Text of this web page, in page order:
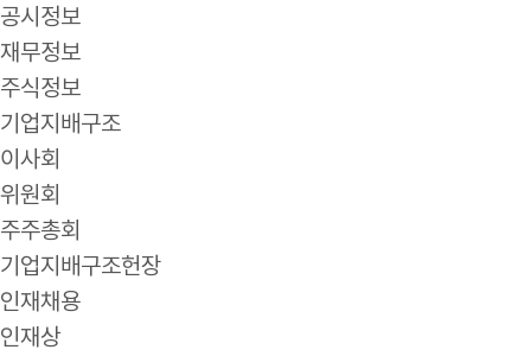
공시정보
재무정보
주식정보
기업지배구조
이사회
위원회
주주총회
기업지배구조헌장
인재채용
인재상